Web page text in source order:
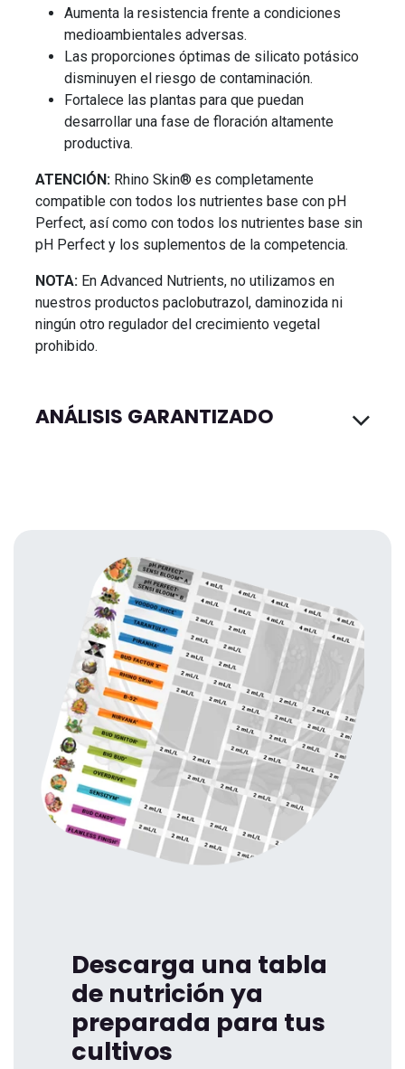
Aumenta la resistencia frente a condiciones
medioambientales adversas.
Las proporciones óptimas de silicato potásico
disminuyen el riesgo de contaminación.
Fortalece las plantas para que puedan
desarrollar una fase de floración altamente
productiva.
ATENCIÓN: Rhino Skin® es completamente
compatible con todos los nutrientes base con pH
Perfect, así como con todos los nutrientes base sin
pH Perfect y los suplementos de la competencia.
NOTA: En Advanced Nutrients, no utilizamos en
nuestros productos paclobutrazol, daminozida ni
ningún otro regulador del crecimiento vegetal
prohibido.
ANÁLISIS GARANTIZADO
Descarga una tabla
de nutrición ya
preparada para tus
cultivos